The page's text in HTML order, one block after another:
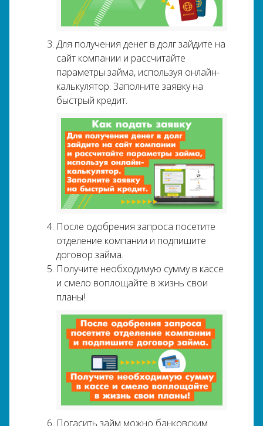
Для получения денег в долг зайдите на
сайт компании и рассчитайте
параметры займа, используя онлайн-
калькулятор. Заполните заявку на
быстрый кредит.
После одобрения запроса посетите
отделение компании и подпишите
договор займа.
Получите необходимую сумму в кассе
и смело воплощайте в жизнь свои
планы!
Погасить займ можно банковским